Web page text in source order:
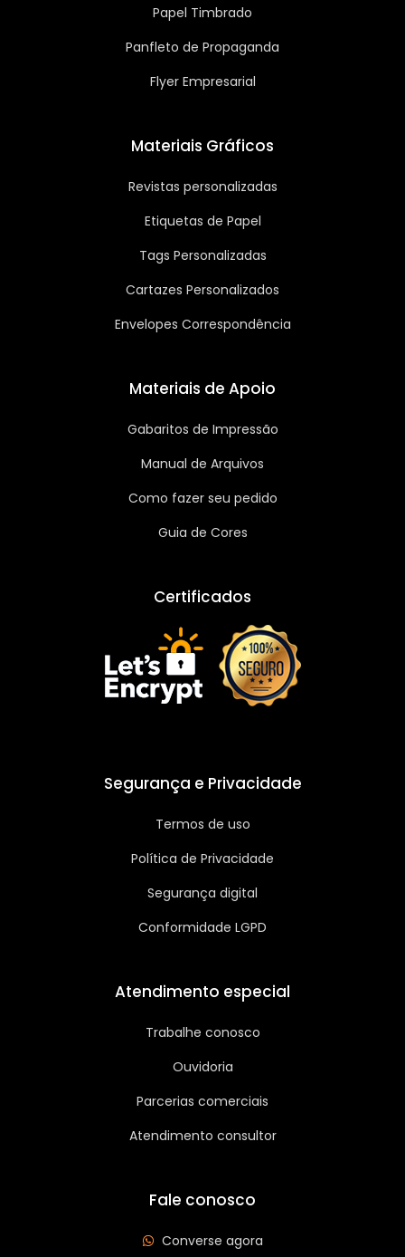
Papel Timbrado
Panfleto de Propaganda
Flyer Empresarial
Materiais Gráficos
Revistas personalizadas
Etiquetas de Papel
Tags Personalizadas
Cartazes Personalizados
Envelopes Correspondência
Materiais de Apoio
Gabaritos de Impressão
Manual de Arquivos
Como fazer seu pedido
Guia de Cores
Certificados
Segurança e Privacidade
Termos de uso
Política de Privacidade
Segurança digital
Conformidade LGPD
Atendimento especial
Trabalhe conosco
Ouvidoria
Parcerias comerciais
Atendimento consultor
Fale conosco
Converse agora